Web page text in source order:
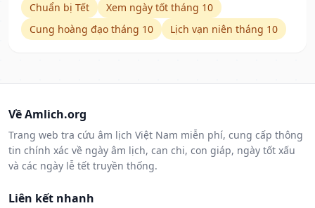
Chuẩn bị Tết
Xem ngày tốt tháng 10
Cung hoàng đạo tháng 10
Lịch vạn niên tháng 10
Về Amlich.org
Trang web tra cứu âm lịch Việt Nam miễn phí, cung cấp thông
tin chính xác về ngày âm lịch, can chi, con giáp, ngày tốt xấu
và các ngày lễ tết truyền thống.
Liên kết nhanh